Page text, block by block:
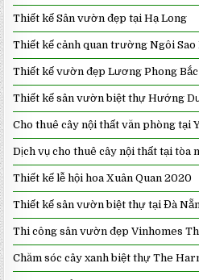
Thiết kế Sân vườn đẹp tại Hạ Long
Thiết kế cảnh quan trường Ngôi Sao
Thiết kế vườn đẹp Lương Phong Bắc
Thiết kế sân vườn biệt thự Hướng
Cho thuê cây nội thất văn phòng tại
Dịch vụ cho thuê cây nội thất tại tòa
Thiết kế lễ hội hoa Xuân Quan 2020
Thiết kế sân vườn biệt thự tại Đà
Thi công sân vườn đẹp Vinhomes
Chăm sóc cây xanh biệt thự The